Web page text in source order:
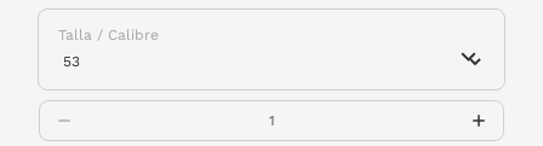
Talla / Calibre